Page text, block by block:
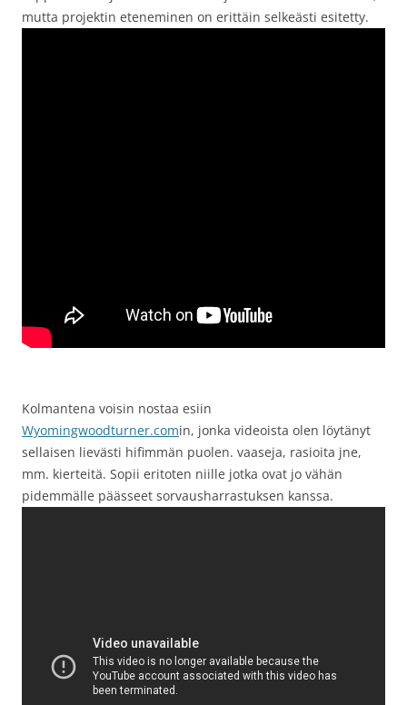
mutta projektin eteneminen on erittäin selkeästi esitetty.
Kolmantena voisin nostaa esiin
Wyomingwoodturner.comin, jonka videoista olen löytänyt
sellaisen lievästi hifimmän puolen. vaaseja, rasioita jne,
mm. kierteitä. Sopii eritoten niille jotka ovat jo vähän
pidemmälle päässeet sorvausharrastuksen kanssa.